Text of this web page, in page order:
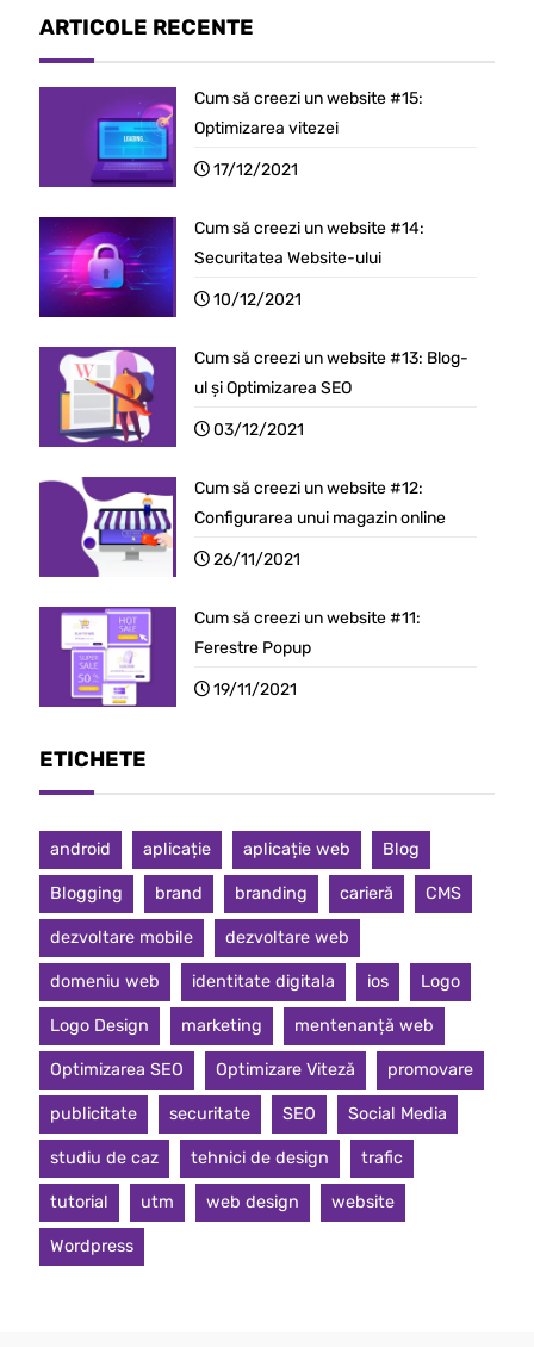
ARTICOLE RECENTE
Cum să creezi un website #15:
Optimizarea vitezei
17/12/2021
Cum să creezi un website #14:
Securitatea Website-ului
10/12/2021
Cum să creezi un website #13: Blog-
ul și Optimizarea SEO
03/12/2021
Cum să creezi un website #12:
Configurarea unui magazin online
26/11/2021
Cum să creezi un website #11:
Ferestre Popup
19/11/2021
ETICHETE
android aplicație aplicație web Blog
Blogging brand branding carieră CMS
dezvoltare mobile dezvoltare web
domeniu web identitate digitala ios Logo
Logo Design marketing mentenanță web
Optimizarea SEO Optimizare Viteză promovare
publicitate securitate SEO Social Media
studiu de caz tehnici de design trafic
tutorial utm web design website
Wordpress